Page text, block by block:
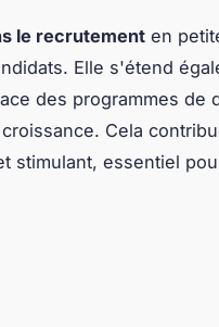
le recrutement en
Elle s'étend
des programmes
Cela
stimulant, essentiel